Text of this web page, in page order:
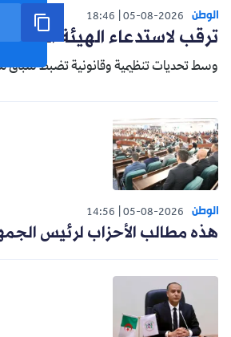
الوطن 05-08-2026
18:46
ترقب لاستدعاء الهيئة
وسط تحديات تنظيمية وقانونية تضبط سباق
الوطن 05-08-2026
14:56
هذه مطالب الأحزاب لرئيس